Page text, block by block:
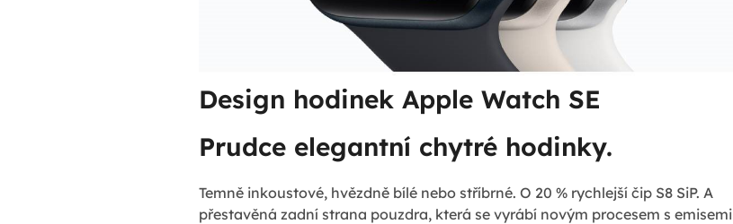
Design hodinek Apple Watch SE
Prudce elegantní chytré hodinky.
Temně inkoustové, hvězdně bílé nebo stříbrné. O 20 % rychlejší čip S8 SiP. A
přestavěná zadní strana pouzdra, která se vyrábí novým procesem s emisemi